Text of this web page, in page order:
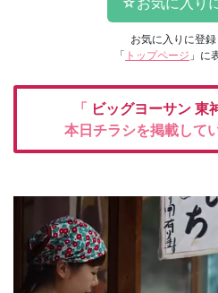
お気に入りに登
「 トップページ 」に
「 ビッグヨーサン 東
本日チラシを掲載して